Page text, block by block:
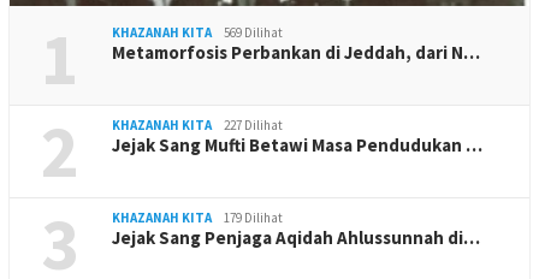
1 KHAZANAH KITA 569 Dilihat
Metamorfosis Perbankan di Jeddah, dari N…
2 KHAZANAH KITA 227 Dilihat
Jejak Sang Mufti Betawi Masa Pendudukan …
3 KHAZANAH KITA 179 Dilihat
Jejak Sang Penjaga Aqidah Ahlussunnah di…